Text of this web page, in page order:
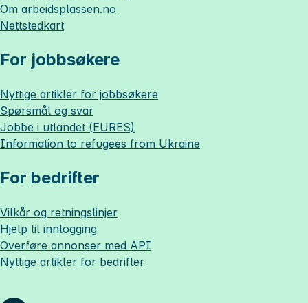
Om arbeidsplassen.no
Nettstedkart
For jobbsøkere
Nyttige artikler for jobbsøkere
Spørsmål og svar
Jobbe i utlandet (EURES)
Information to refugees from Ukraine
For bedrifter
Vilkår og retningslinjer
Hjelp til innlogging
Overføre annonser med API
Nyttige artikler for bedrifter